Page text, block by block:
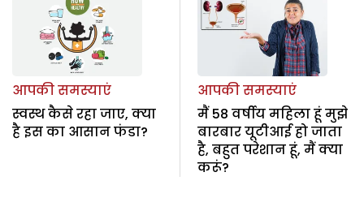
आपकी समस्याएं
स्वस्थ कैसे रहा जाए, क्या
है इस का आसान फंडा?
आपकी समस्याएं
मैं 58 वर्षीय महिला हूं मुझे
बारबार यूटीआई हो जाता
है, बहुत परेशान हूं, मैं क्या
करूं?